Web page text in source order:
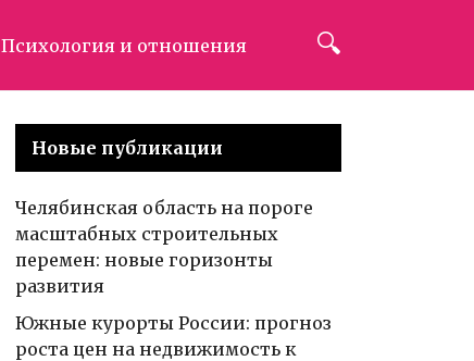
Психология и отношения
Новые публикации
Челябинская область на пороге
масштабных строительных
перемен: новые горизонты
развития
Южные курорты России: прогноз
роста цен на недвижимость к